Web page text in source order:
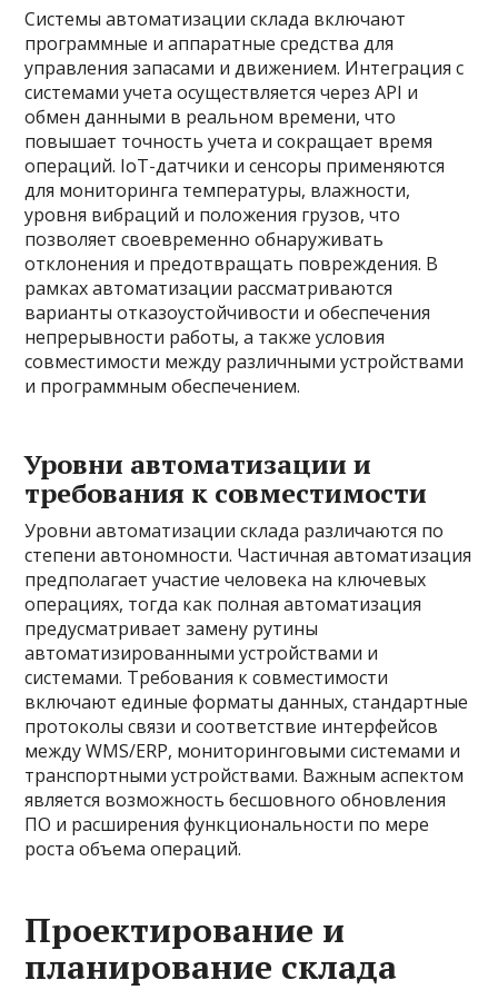
Системы автоматизации склада включают
программные и аппаратные средства для
управления запасами и движением. Интеграция с
системами учета осуществляется через API и
обмен данными в реальном времени, что
повышает точность учета и сокращает время
операций. IoT-датчики и сенсоры применяются
для мониторинга температуры, влажности,
уровня вибраций и положения грузов, что
позволяет своевременно обнаруживать
отклонения и предотвращать повреждения. В
рамках автоматизации рассматриваются
варианты отказоустойчивости и обеспечения
непрерывности работы, а также условия
совместимости между различными устройствами
и программным обеспечением.
Уровни автоматизации и
требования к совместимости
Уровни автоматизации склада различаются по
степени автономности. Частичная автоматизация
предполагает участие человека на ключевых
операциях, тогда как полная автоматизация
предусматривает замену рутины
автоматизированными устройствами и
системами. Требования к совместимости
включают единые форматы данных, стандартные
протоколы связи и соответствие интерфейсов
между WMS/ERP, мониторинговыми системами и
транспортными устройствами. Важным аспектом
является возможность бесшовного обновления
ПО и расширения функциональности по мере
роста объема операций.
Проектирование и
планирование склада